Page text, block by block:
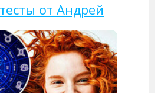
от Андрей